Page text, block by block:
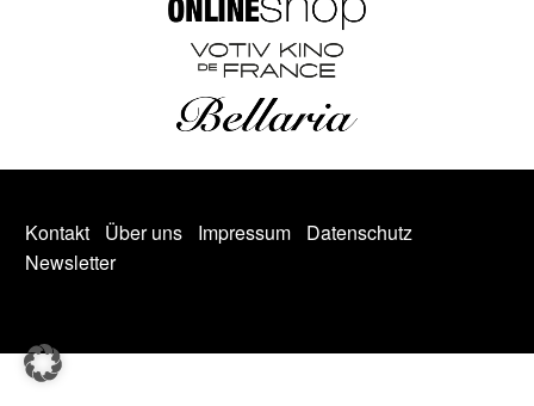
Kontakt Über uns Impressum
Datenschutz
Newsletter